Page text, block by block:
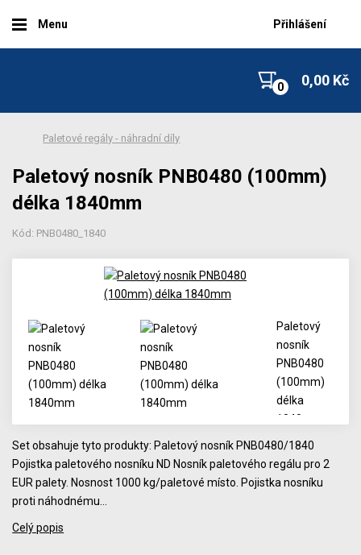
Menu Přihlášení
0,00 Kč
Paletové regály - náhradní díly
Paletový nosník PNB0480 (100mm)
délka 1840mm
Kód: PNB0480_1840
Set obsahuje tyto produkty: Paletový nosník PNB0480/1840
Pojistka paletového nosníku ND Nosník paletového regálu pro 2
EUR palety. Nosnost 1000 kg/paletové místo. Pojistka nosníku
proti náhodnému…
Celý popis